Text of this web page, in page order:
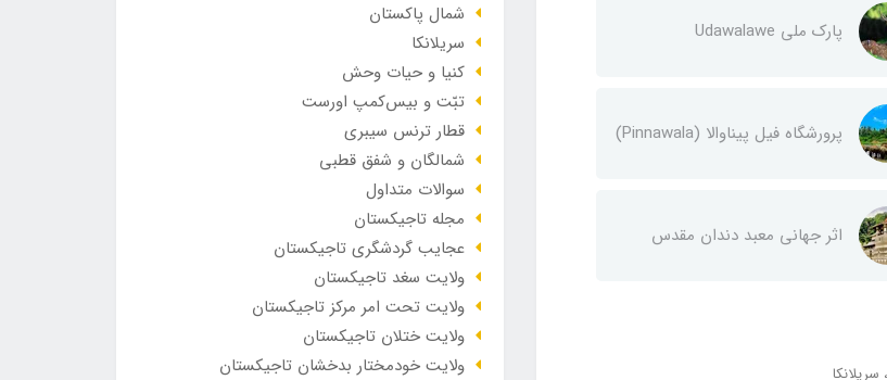
پارک ملی Udawalawe
پرورشگاه فیل پیناوالا (Pinnawala)
اثر جهانی معبد دندان مقدس
سریلانکا
شمال پاکستان
سریلانکا
کنیا و حیات وحش
تبّت و بیس‌کمپ اورست
قطار ترنس سیبری
شمالگان و شفق قطبی
سوالات متداول
مجله تاجیکستان
عجایب گردشگری تاجیکستان
ولایت سغد تاجیکستان
ولایت تحت امر مرکز تاجیکستان
ولایت ختلان تاجیکستان
ولایت خودمختار بدخشان تاجیکستان